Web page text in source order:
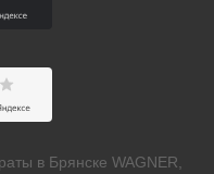
в Брянске WAGNER,